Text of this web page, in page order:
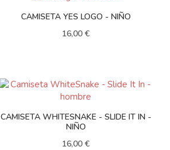
CAMISETA YES LOGO - NIÑO
16,00 €
CAMISETA WHITESNAKE - SLIDE IT IN -
NIÑO
16,00 €